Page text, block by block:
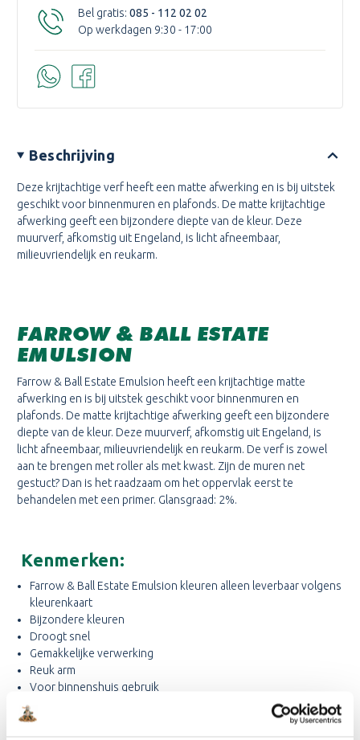
Bel gratis: 085 - 112 02 02
Op werkdagen 9:30 - 17:00
Beschrijving
Deze krijtachtige verf heeft een matte afwerking en is bij uitstek
geschikt voor binnenmuren en plafonds. De matte krijtachtige
afwerking geeft een bijzondere diepte van de kleur. Deze
muurverf, afkomstig uit Engeland, is licht afneembaar,
milieuvriendelijk en reukarm.
FARROW & BALL ESTATE
EMULSION
Farrow & Ball Estate Emulsion heeft een krijtachtige matte
afwerking en is bij uitstek geschikt voor binnenmuren en
plafonds. De matte krijtachtige afwerking geeft een bijzondere
diepte van de kleur. Deze muurverf, afkomstig uit Engeland, is
licht afneembaar, milieuvriendelijk en reukarm. De verf is zowel
aan te brengen met roller als met kwast. Zijn de muren net
gestuct? Dan is het raadzaam om het oppervlak eerst te
behandelen met een primer. Glansgraad: 2%.
Kenmerken:
Farrow & Ball Estate Emulsion kleuren alleen leverbaar volgens
kleurenkaart
Bijzondere kleuren
Droogt snel
Gemakkelijke verwerking
Reuk arm
Voor binnenshuis gebruik
Waterdampdoorlatend